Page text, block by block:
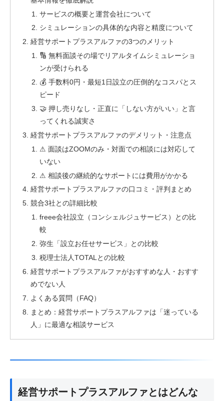
サービスの概要と運営会社について
シミュレーションの具体的な内容と精度について
経営サポートプラスアルファの3つのメリット
🔢 無料面談その場でリアルタイムシミュレーショ
ンが受けられる
💰 手数料0円・最短1日設立の圧倒的なコスパとス
ピード
🤝 押し売りなし・正直に「しない方がいい」と言
ってくれる誠実さ
経営サポートプラスアルファのデメリット・注意点
⚠ 面談はZOOMのみ・対面での相談には対応して
いない
⚠ 相談後の継続的なサポートには費用がかかる
経営サポートプラスアルファの口コミ・評判まとめ
競合3社との詳細比較
freee会社設立（コンシェルジュサービス）との比
較
弥生「設立お任せサービス」との比較
税理士法人TOTALとの比較
経営サポートプラスアルファがおすすめな人・おすす
めでない人
よくある質問（FAQ）
まとめ：経営サポートプラスアルファは「迷っている
人」に最適な相談サービス
経営サポートプラスアルファとはどんな